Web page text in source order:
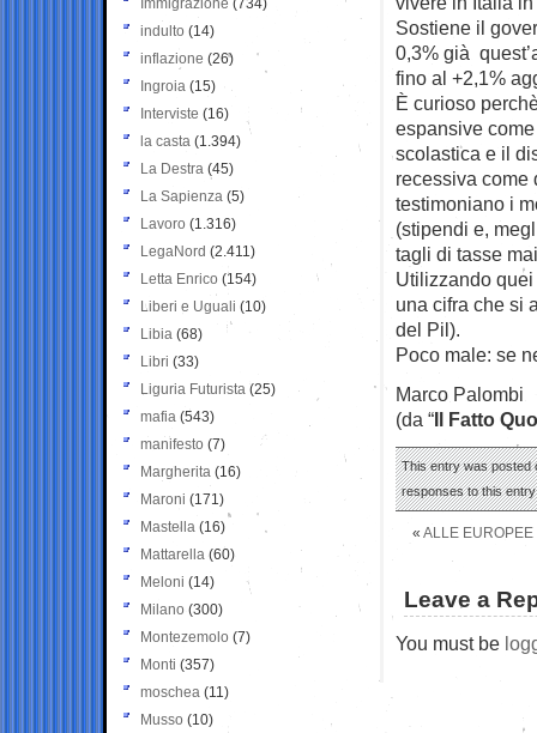
Sostiene il
0,3% già
fino al +2,1%
È curioso
espansive
scolastica e il
recessiva come
testimoniano i
(stipendi e,
tagli di tasse
Utilizzando
una cifra che si
del Pil).
Poco male: se
Marco Palombi
(da “Il Fatto
This entry was posted
responses to this
« ALLE EUROPEE
Leave a
You must be
Immigrazione (734)
indulto (14)
inflazione (26)
Ingroia (15)
Interviste (16)
la casta (1.394)
La Destra (45)
La Sapienza (5)
Lavoro (1.316)
LegaNord (2.411)
Letta Enrico (154)
Liberi e Uguali (10)
Libia (68)
Libri (33)
Liguria Futurista (25)
mafia (543)
manifesto (7)
Margherita (16)
Maroni (171)
Mastella (16)
Mattarella (60)
Meloni (14)
Milano (300)
Montezemolo (7)
Monti (357)
moschea (11)
Musso (10)